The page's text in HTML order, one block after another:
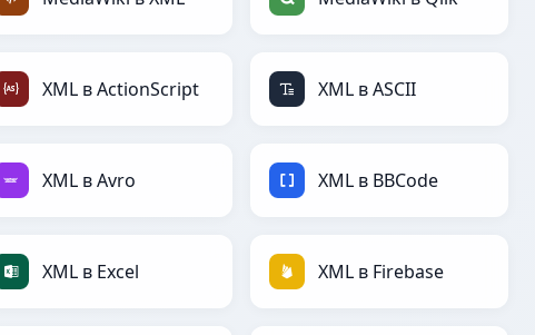
XML в ActionScript XML в ASCII
XML в Avro XML в BBCode
XML в Excel XML в Firebase